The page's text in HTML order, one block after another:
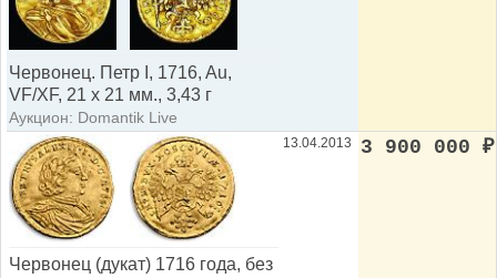
Червонец. Петр I, 1716, Au,
VF/XF, 21 x 21 мм., 3,43 г
Аукцион: Domantik Live
Червонец (дукат) 1716 года, без
13.04.2013 3 900 000 ₽